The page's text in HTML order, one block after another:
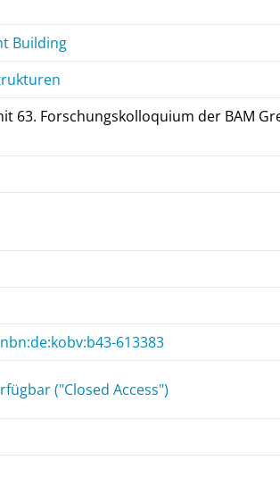
Building
63. Forschungskolloquium der BAM
613383
("Closed Access")